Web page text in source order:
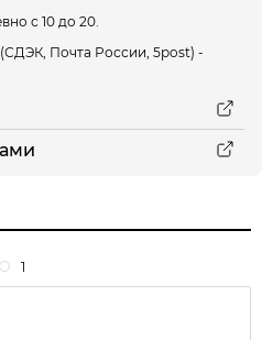
с 10 до 20.
(СДЭК, Почта России, 5post) -
1